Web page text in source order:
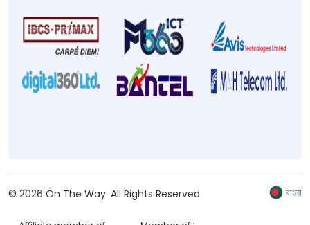
© 2026 On The Way. All Rights Reserved বাংলা